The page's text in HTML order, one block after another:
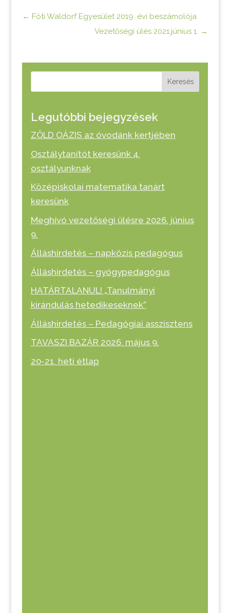
← Fóti Waldorf Egyesület 2019. évi beszámolója
Vezetőségi ülés 2021.június 1. →
Keresés
Legutóbbi bejegyzések
ZÖLD OÁZIS az óvodánk kertjében
Osztálytanítót keresünk 4.
osztályunknak
Középiskolai matematika tanárt
keresünk
Meghívó vezetőségi ülésre 2026. június
9.
Álláshirdetés – napközis pedagógus
Álláshirdetés – gyógypedagógus
HATÁRTALANUL! „Tanulmányi
kirándulás hetedikeseknek”
Álláshirdetés – Pedagógiai asszisztens
TAVASZI BAZÁR 2026. május 9.
20-21. heti étlap